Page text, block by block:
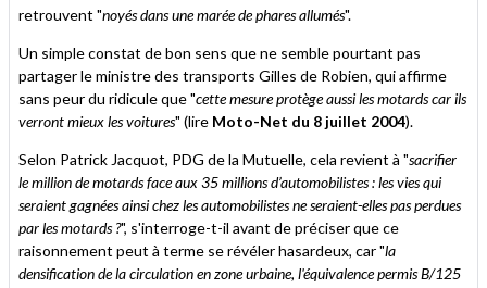
retrouvent "noyés dans une marée de phares allumés".
Un simple constat de bon sens que ne semble pourtant pas
partager le ministre des transports Gilles de Robien, qui affirme
sans peur du ridicule que "cette mesure protège aussi les motards car ils
verront mieux les voitures" (lire Moto-Net du 8 juillet 2004).
Selon Patrick Jacquot, PDG de la Mutuelle, cela revient à "sacrifier
le million de motards face aux 35 millions d’automobilistes : les vies qui
seraient gagnées ainsi chez les automobilistes ne seraient-elles pas perdues
par les motards ?", s'interroge-t-il avant de préciser que ce
raisonnement peut à terme se révéler hasardeux, car "la
densification de la circulation en zone urbaine, l'équivalence permis B/125